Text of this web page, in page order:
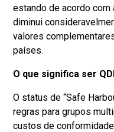
estando de acordo
diminui
valores
países.
O que significa ser
O status de “Safe
regras para grupos
custos de